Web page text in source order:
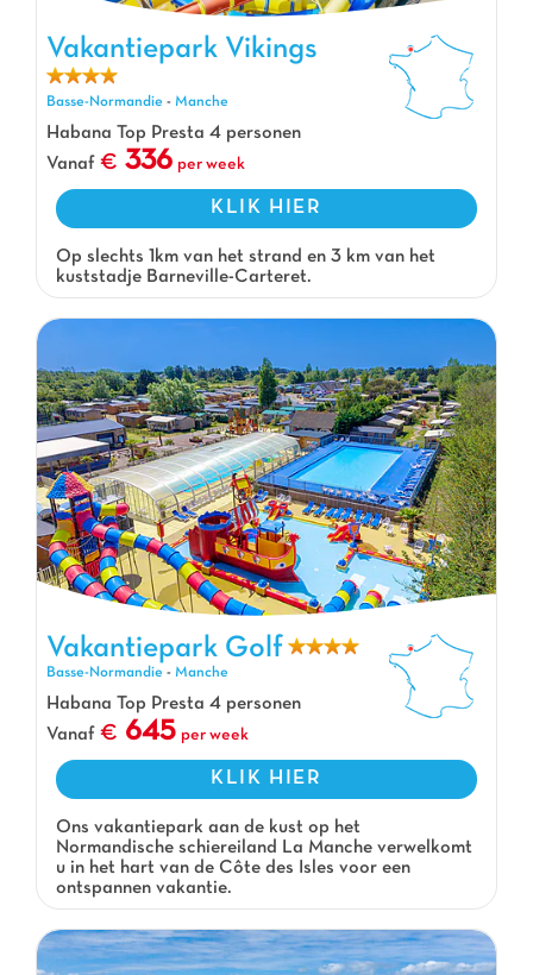
Vakantiepark Vikings
Basse-Normandie - Manche
Habana Top Presta 4 personen
Vanaf
336 per week
KLIK HIER
Op slechts 1km van het strand en 3 km van het
kuststadje Barneville-Carteret.
Vakantiepark Golf, Vakantiepark Basse-Normandie
Vakantiepark Golf
Basse-Normandie - Manche
Habana Top Presta 4 personen
Vanaf
645 per week
KLIK HIER
Ons vakantiepark aan de kust op het
Normandische schiereiland La Manche verwelkomt
u in het hart van de Côte des Isles voor een
ontspannen vakantie.